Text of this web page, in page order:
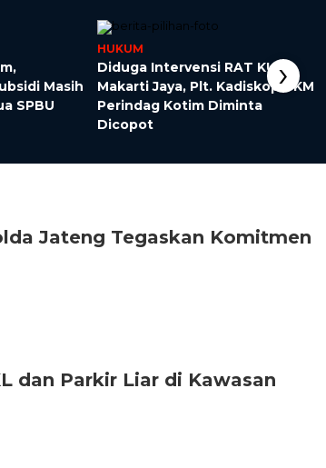
Masih
SPBU
HUKUM
Diduga Intervensi RAT KUD
Makarti Jaya, Plt. Kadiskop UKM
Perindag Kotim Diminta
Dicopot
›
Jateng Tegaskan Komitmen
dan Parkir Liar di Kawasan